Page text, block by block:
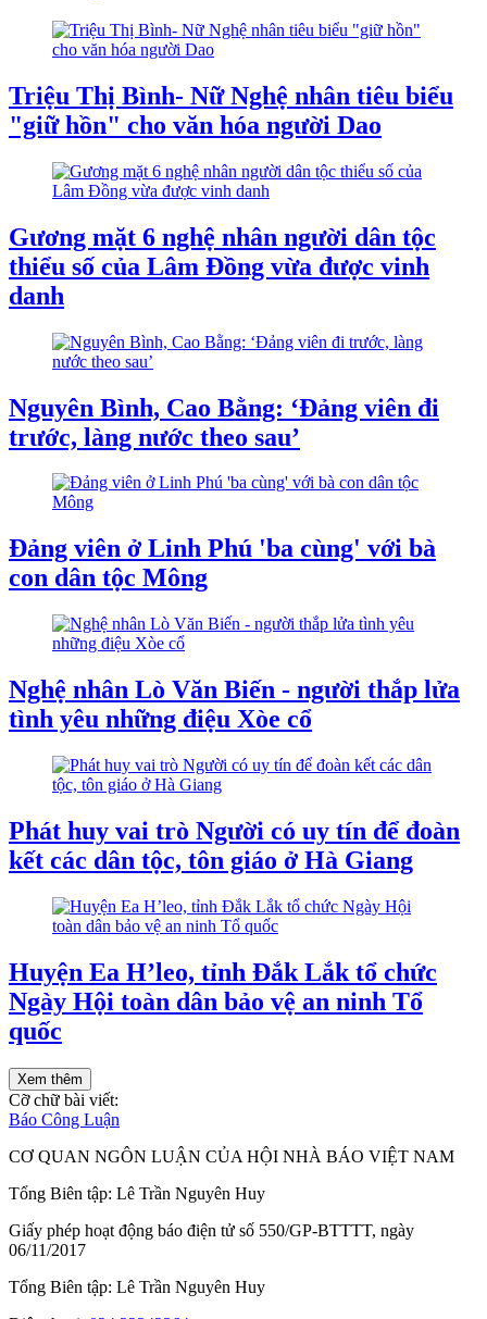
Triệu Thị Bình- Nữ Nghệ nhân tiêu biểu
"giữ hồn" cho văn hóa người Dao
Gương mặt 6 nghệ nhân người dân tộc
thiểu số của Lâm Đồng vừa được vinh
danh
Nguyên Bình, Cao Bằng: ‘Đảng viên đi
trước, làng nước theo sau’
Đảng viên ở Linh Phú 'ba cùng' với bà
con dân tộc Mông
Nghệ nhân Lò Văn Biến - người thắp lửa
tình yêu những điệu Xòe cổ
Phát huy vai trò Người có uy tín để đoàn
kết các dân tộc, tôn giáo ở Hà Giang
Huyện Ea H’leo, tỉnh Đắk Lắk tổ chức
Ngày Hội toàn dân bảo vệ an ninh Tổ
quốc
Xem thêm
Cỡ chữ bài viết:
Báo Công Luận
CƠ QUAN NGÔN LUẬN CỦA HỘI NHÀ BÁO VIỆT NAM
Tổng Biên tập: Lê Trần Nguyên Huy
Giấy phép hoạt động báo điện tử số 550/GP-BTTTT, ngày
06/11/2017
Tổng Biên tập: Lê Trần Nguyên Huy